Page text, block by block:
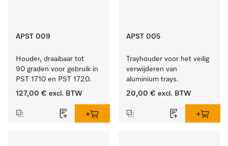
APST 009
Houder, draaibaar tot
90 graden voor gebruik in
PST 1710 en PST 1720.
127,00 € excl. BTW
APST 005
Trayhouder voor het veilig
verwijderen van
aluminium trays.
20,00 € excl. BTW